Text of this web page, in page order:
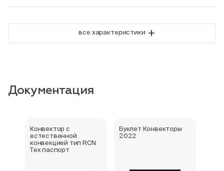
все характеристики +
Документация
Конвектор с
естественной
конвекцией тип RCN
Тех паспорт
Буклет Конвекторы
2022